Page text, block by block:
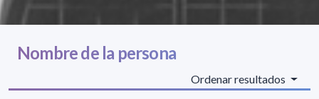
Nombre de la persona
Ordenar resultados